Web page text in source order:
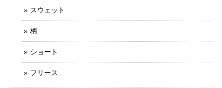
スウェット
柄
ショート
フリース